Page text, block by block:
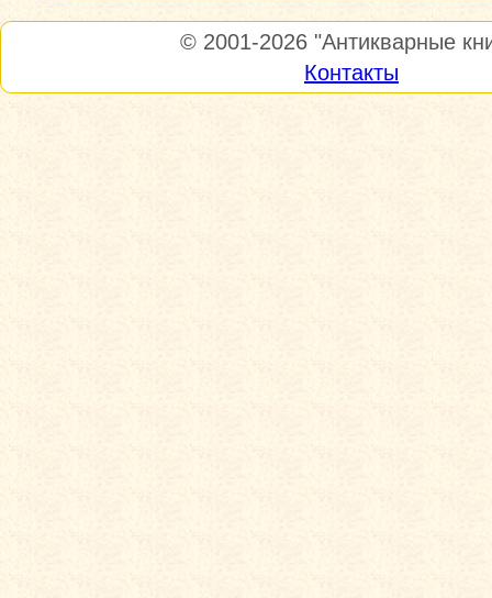
© 2001-2026 "Антикварные
Контакты